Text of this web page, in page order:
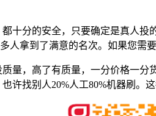
十分的安全，只要确定是真人
拿到了满意的名次。如果您需
量，高了有质量，一分价格一
找别人20%人工80%机器刷。